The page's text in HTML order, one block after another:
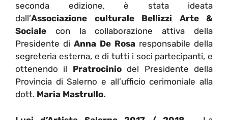
seconda edizione, è stata ideata
dall’Associazione culturale Bellizzi Arte &
Sociale con la collaborazione attiva della
Presidente di Anna De Rosa responsabile della
segreteria esterna, e di tutti i soci partecipanti, e
ottenendo il Pratrociniodel Presidente della
Provincia di Salerno e all’ufficio cerimoniale alla
dott. Maria Mastrullo.